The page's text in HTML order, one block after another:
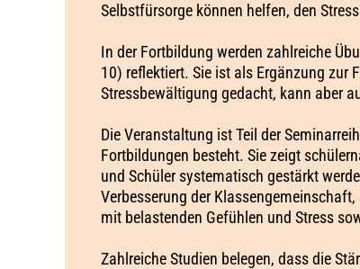
Selbstfürsorge können helfen, den
In der Fortbildung werden zahlreiche
10) reflektiert. Sie ist als Ergänzung zur
Stressbewältigung gedacht, kann aber
Die Veranstaltung ist Teil der
Fortbildungen besteht. Sie zeigt
und Schüler systematisch gestärkt
Verbesserung der
mit belastenden Gefühlen und Stress
Zahlreiche Studien belegen, dass die